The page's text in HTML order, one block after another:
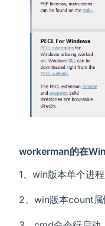
workerman的在
1、win版本单个进
2、win版本count属